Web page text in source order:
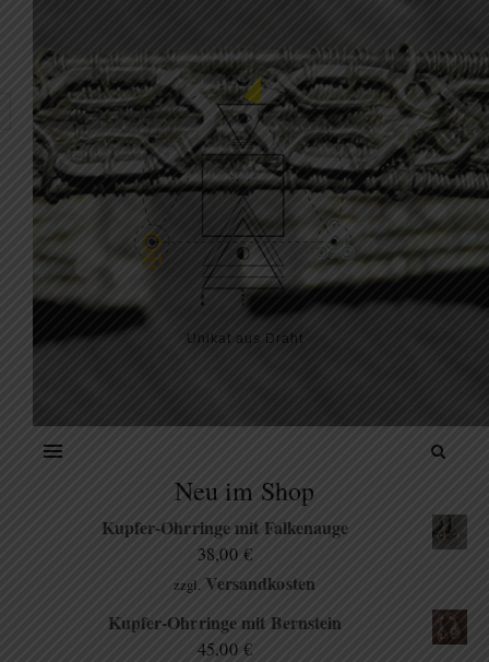
Unikat aus Draht
Neu im Shop
Kupfer-Ohrringe mit Falkenauge
38,00 €
zzgl. Versandkosten
Kupfer-Ohrringe mit Bernstein
45,00 €